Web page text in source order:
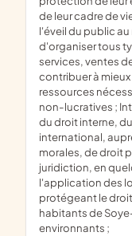
de leur cadre de
l'éveil du public
d'organiser tous
services, ventes
contribuer à
ressources
non-lucratives ;
du droit interne,
international,
morales, de droit
juridiction, en
l'application des
protégeant le
habitants de
environnants ;